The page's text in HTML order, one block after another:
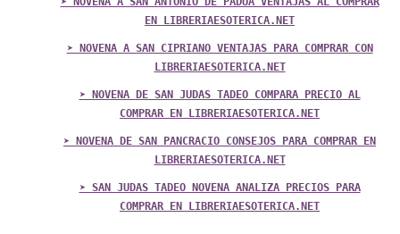
EN LIBRERIAESOTERICA.NET
➤ NOVENA A SAN CIPRIANO VENTAJAS PARA COMPRAR CON
LIBRERIAESOTERICA.NET
➤ NOVENA DE SAN JUDAS TADEO COMPARA PRECIO AL
COMPRAR EN LIBRERIAESOTERICA.NET
➤ NOVENA DE SAN PANCRACIO CONSEJOS PARA COMPRAR EN
LIBRERIAESOTERICA.NET
➤ SAN JUDAS TADEO NOVENA ANALIZA PRECIOS PARA
COMPRAR EN LIBRERIAESOTERICA.NET